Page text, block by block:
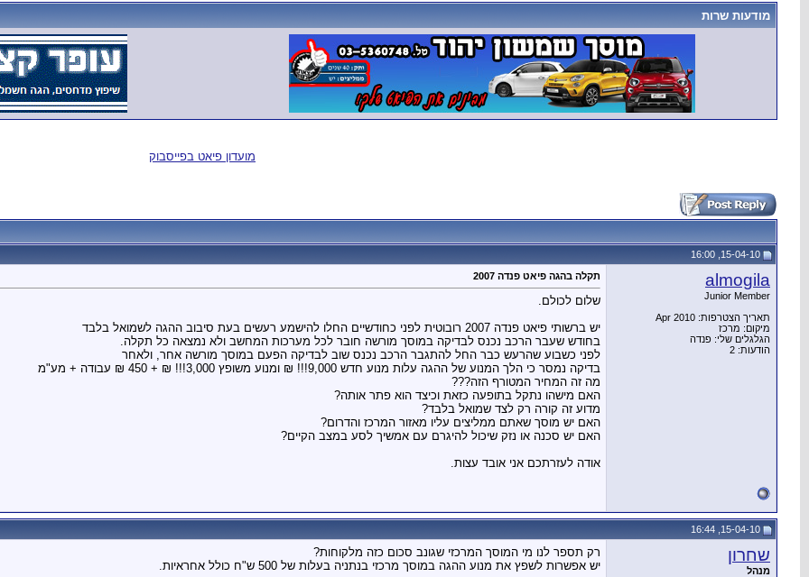
מודעות שרות
מועדון פיאט בפייסבוק
almogila
Junior Member
תאריך הצטרפות: Apr 2010
מיקום: מרכז
הגלגלים שלי: פנדה
הודעות: 2
תקלה בהגה פיאט פנדה 2007
שלום לכולם.
יש ברשותי פיאט פנדה 2007 רובוטית לפני כחודשיים החלו להישמע רעשים בעת סיבוב ההגה לשמואל בלבד
בחודש שעבר הרכב נכנס לבדיקה במוסך מורשה חובר לכל מערכות המחשב ולא נמצאה כל תקלה.
לפני כשבוע שהרעש כבר החל להתגבר הרכב נכנס שוב לבדיקה הפעם במוסך מורשה אחר, ולאחר
בדיקה נמסר כי הלך המנוע של ההגה עלות מנוע חדש 9,000!!! ₪ ומנוע משופץ 3,000!!! ₪ + 450 ₪ עבודה + מע"מ
מה זה המחיר המטורף הזה???
האם מישהו נתקל בתופעה כזאת וכיצד הוא פתר אותה?
מדוע זה קורה רק לצד שמואל בלבד?
האם יש מוסך שאתם ממליצים עליו מאזור המרכז והדרום?
האם יש סכנה או נזק שיכול להיגרם עם אמשיך לסע במצב הקיים?
אודה לעזרתכם אני אובד עצות.
שחרון
מנהל
רק תספר לנו מי המוסך המרכזי שגונב סכום כזה מלקוחות?
יש אפשרות לשפץ את מנוע ההגה במוסך מרכזי בנתניה בעלות של 500 ש"ח כולל אחראיות.